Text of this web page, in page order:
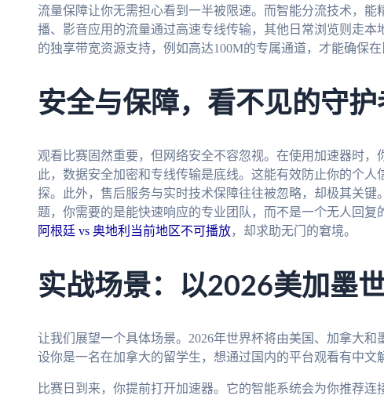
流量保障让你无需担心看到一半被限速。而智能分流技术，能
播、影音应用的流量通过高速专线传输，其他日常浏览则走本
的独享带宽资源支持，例如高达100M的专属通道，才能确保
安全与保障，看不见的守护
观看比赛固然重要，但网络安全不容忽视。在使用加速器时，
此，数据安全加密和专线传输是底线。这能有效防止你的个
探。此外，售后服务与实时技术保障往往被忽略，却极其关键
题，你需要的是能快速响应的专业团队，而不是一个无人回复
阿根廷 vs 奥地利当前地区不可播放，却求助无门的窘境。
实战场景：以2026美加墨
让我们展望一个具体场景。2026年世界杯将由美国、加拿大
设你是一名在加拿大的留学生，想通过国内的平台观看有中文
比赛日到来，你提前打开加速器。它的智能系统会为你推荐连